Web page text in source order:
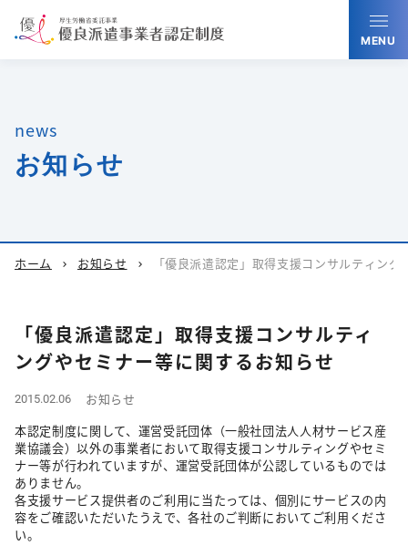
MENU
news
お知らせ
ホーム chevron_right お知らせ chevron_right 「優良派遣認定」取得支援コンサルティン
「優良派遣認定」取得支援コンサルティ
ングやセミナー等に関するお知らせ
2015.02.06
お知らせ
本認定制度に関して、運営受託団体（一般社団法人人材サービス産
業協議会）以外の事業者において取得支援コンサルティングやセミ
ナー等が行われていますが、運営受託団体が公認しているものでは
ありません。
各支援サービス提供者のご利用に当たっては、個別にサービスの内
容をご確認いただいたうえで、各社のご判断においてご利用くださ
い。